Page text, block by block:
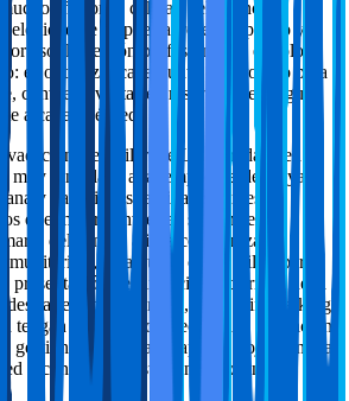
factores: calidad del anuncio,
de respuesta, reseñas, precio y
eso, la gestión profesional no es solo
es optimizar cada punto del proceso para
convierta visitas en reservas y entregue
a cada huésped.
vacacional en Pilar De La Horadada en
muy vinculada a la temporada de playa,
y vacaciones familiares. En este
que mejor convierten suelen ser
o del centro, áticos con terraza,
y, en algunos casos, villas para
presentación del anuncio, la claridad de la
(aire acondicionado, buen wifi, parking)
tengan un impacto directo en la ocupación
gestión profesional adapta el alojamiento a
y convierte la estacionalidad en